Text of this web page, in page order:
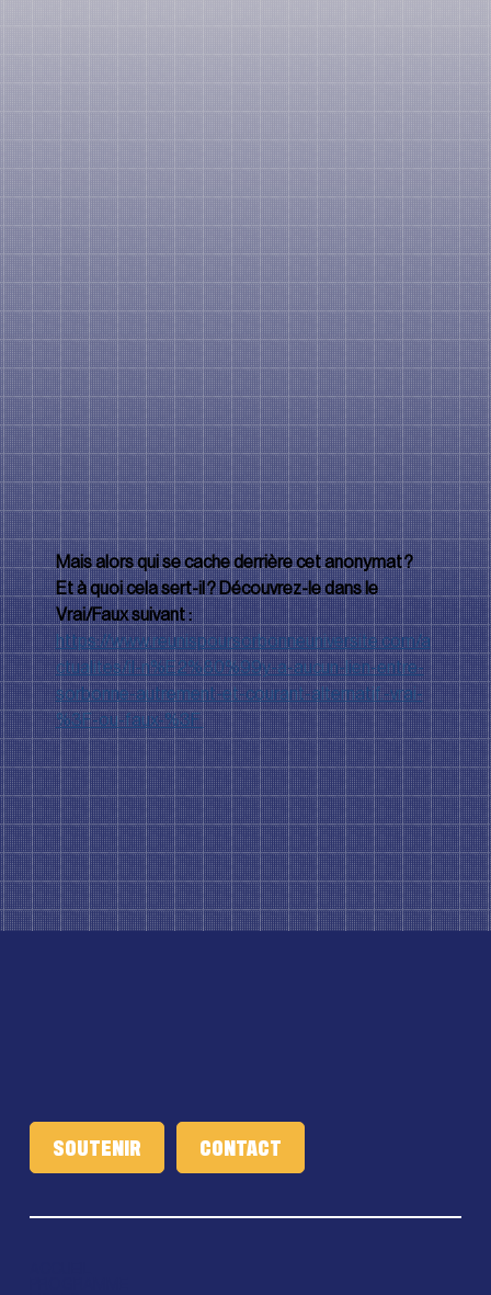
Mais alors qui se cache derrière cet anonymat ?
Et à quoi cela sert-il ? Découvrez-le dans le
Vrai/Faux suivant :
https://www.reunispoursorbonneuniversite.com/a
ctualites/il-n%E2%80%99y-a-aucun-lien-entre-
sorbonne-autrement-et-courant-alternatif.-vrai-
%3F-ou-faux-%3F
SOUTENIR